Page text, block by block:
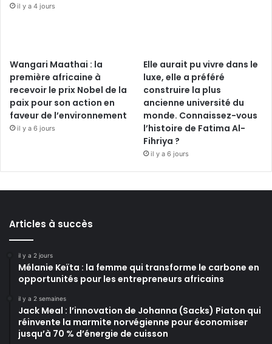
il y a 4 jours
Wangari Maathai : la
première africaine à
recevoir le prix Nobel de la
paix pour son action en
faveur de l’environnement
il y a 6 jours
Elle aurait pu vivre dans le
luxe, elle a préféré
construire la plus
ancienne université du
monde. Connaissez-vous
l’histoire de Fatima Al-
Fihriya ?
il y a 6 jours
Articles à succès
il y a 2 jours
Mélanie Keïta : la femme qui transforme le carbone en
opportunités pour les entrepreneurs africains
il y a 2 semaines
Jack Meal : l’innovation de Johanna (Sacks) Piaton qui
réinvente la marmite norvégienne pour économiser
jusqu’à 70 % d’énergie de cuisson